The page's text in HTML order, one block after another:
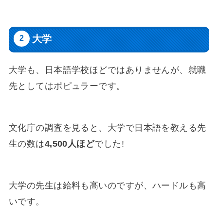
大学
大学も、日本語学校ほどではありませんが、就職
先としてはポピュラーです。
文化庁の調査を見ると、大学で日本語を教える先
生の数は4,500人ほどでした!
大学の先生は給料も高いのですが、ハードルも高
いです。